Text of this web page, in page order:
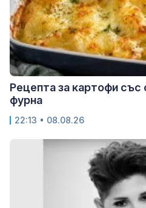
Рецепта за картофи със
фурна
22:13 • 08.08.26